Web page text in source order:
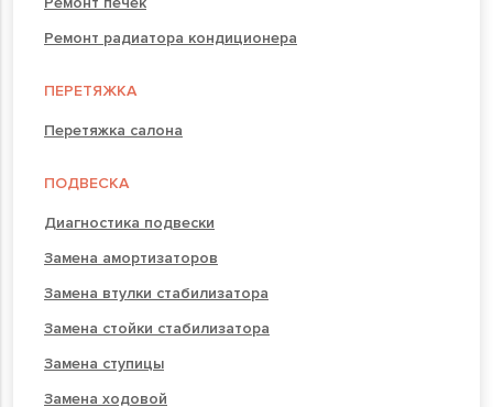
Ремонт радиатора кондиционера
ПЕРЕТЯЖКА
Перетяжка салона
ПОДВЕСКА
Диагностика подвески
Замена амортизаторов
Замена втулки стабилизатора
Замена стойки стабилизатора
Замена ступицы
Замена ходовой